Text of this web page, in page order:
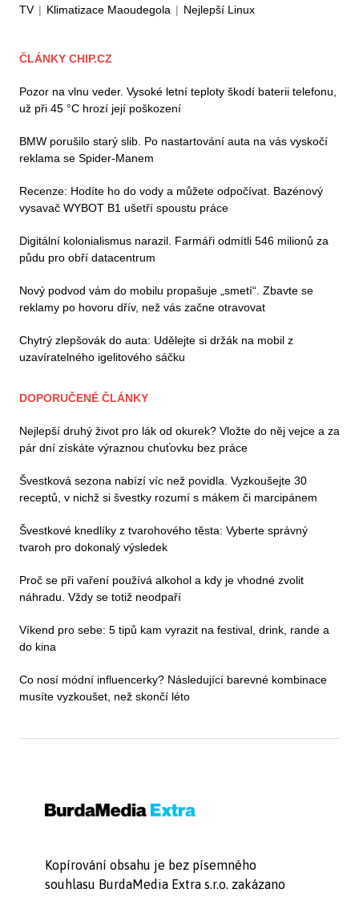
TV | Klimatizace Maoudegola | Nejlepší Linux
ČLÁNKY CHIP.CZ
Pozor na vlnu veder. Vysoké letní teploty škodí baterii telefonu,
už při 45 °C hrozí její poškození
BMW porušilo starý slib. Po nastartování auta na vás vyskočí
reklama se Spider-Manem
Recenze: Hodíte ho do vody a můžete odpočívat. Bazénový
vysavač WYBOT B1 ušetří spoustu práce
Digitální kolonialismus narazil. Farmáři odmítli 546 milionů za
půdu pro obří datacentrum
Nový podvod vám do mobilu propašuje „smetí“. Zbavte se
reklamy po hovoru dřív, než vás začne otravovat
Chytrý zlepšovák do auta: Udělejte si držák na mobil z
uzavíratelného igelitového sáčku
DOPORUČENÉ ČLÁNKY
Nejlepší druhý život pro lák od okurek? Vložte do něj vejce a za
pár dní získáte výraznou chuťovku bez práce
Švestková sezona nabízí víc než povidla. Vyzkoušejte 30
receptů, v nichž si švestky rozumí s mákem či marcipánem
Švestkové knedlíky z tvarohového těsta: Vyberte správný
tvaroh pro dokonalý výsledek
Proč se při vaření používá alkohol a kdy je vhodné zvolit
náhradu. Vždy se totiž neodpaří
Víkend pro sebe: 5 tipů kam vyrazit na festival, drink, rande a
do kina
Co nosí módní influencerky? Následující barevné kombinace
musíte vyzkoušet, než skončí léto
Kopírování obsahu je bez písemného
souhlasu BurdaMedia Extra s.r.o. zakázano